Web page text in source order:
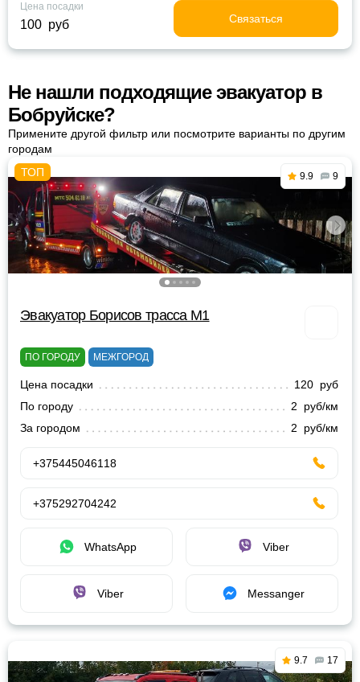
Цена посадки
100 руб Связаться
Не нашли подходящие эвакуатор в
Бобруйске?
Примените другой фильтр или посмотрите варианты по другим
городам
9.9 9
Эвакуатор Борисов трасса М1
ПО ГОРОДУ МЕЖГОРОД
Цена посадки
120 руб
По городу
2 руб/км
За городом
2 руб/км
+375445046118
+375292704242
WhatsApp Viber
Viber Messanger
9.7 17